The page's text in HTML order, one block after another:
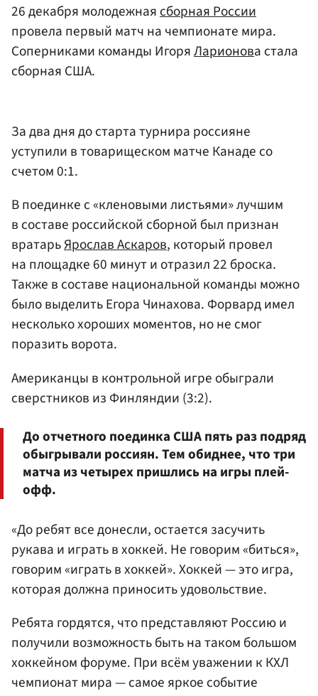
26 декабря молодежнаясборная России
провела первый матч на чемпионате мира.
Соперниками команды ИгоряЛарионова стала
сборная США.
За два дня до старта турнира россияне
уступили в товарищеском матче Канаде со
счетом 0:1.
В поединке с «кленовыми листьями» лучшим
в составе российской сборной был признан
вратарьЯрослав Аскаров, который провел
на площадке 60 минут и отразил 22 броска.
Также в составе национальной команды можно
было выделить Егора Чинахова. Форвард имел
несколько хороших моментов, но не смог
поразить ворота.
Американцы в контрольной игре обыграли
сверстников из Финляндии (3:2).
До отчетного поединка США пять раз подряд
обыгрывали россиян. Тем обиднее, что три
матча из четырех пришлись на игры плей-
офф.
«До ребят все донесли, остается засучить
рукава и играть в хоккей. Не говорим «биться»,
говорим «играть в хоккей». Хоккей — это игра,
которая должна приносить удовольствие.
Ребята гордятся, что представляют Россию и
получили возможность быть на таком большом
хоккейном форуме. При всём уважении к КХЛ
чемпионат мира — самое яркое событие